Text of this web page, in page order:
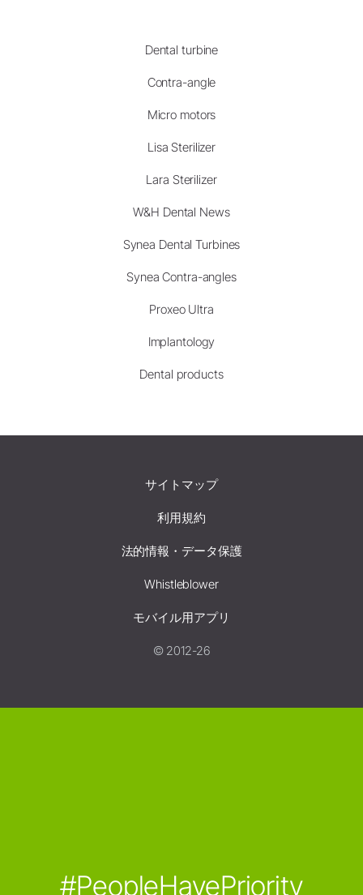
Dental turbine
Contra-angle
Micro motors
Lisa Sterilizer
Lara Sterilizer
W&H Dental News
Synea Dental Turbines
Synea Contra-angles
Proxeo Ultra
Implantology
Dental products
サイトマップ
利用規約
法的情報・データ保護
Whistleblower
モバイル用アプリ
© 2012-26
#PeopleHavePriority